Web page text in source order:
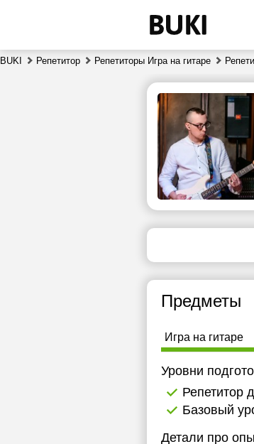
BUKI Репетитор Репетиторы Игра на гитаре
Предметы
Игра на гитаре
Уровни
Репетитор
Базовый
Детали про
пт
7